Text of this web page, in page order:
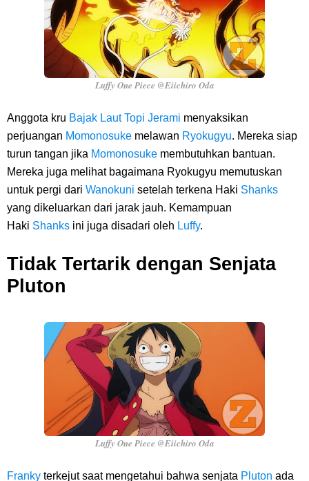
Luffy One Piece @Eiichiro Oda
Anggota kru Bajak Laut Topi Jerami menyaksikan
perjuangan Momonosuke melawan Ryokugyu. Mereka siap
turun tangan jika Momonosuke membutuhkan bantuan.
Mereka juga melihat bagaimana Ryokugyu memutuskan
untuk pergi dari Wanokuni setelah terkena Haki Shanks
yang dikeluarkan dari jarak jauh. Kemampuan
Haki Shanks ini juga disadari oleh Luffy.
Tidak Tertarik dengan Senjata
Pluton
Luffy One Piece @Eiichiro Oda
Franky terkejut saat mengetahui bahwa senjata Pluton ada